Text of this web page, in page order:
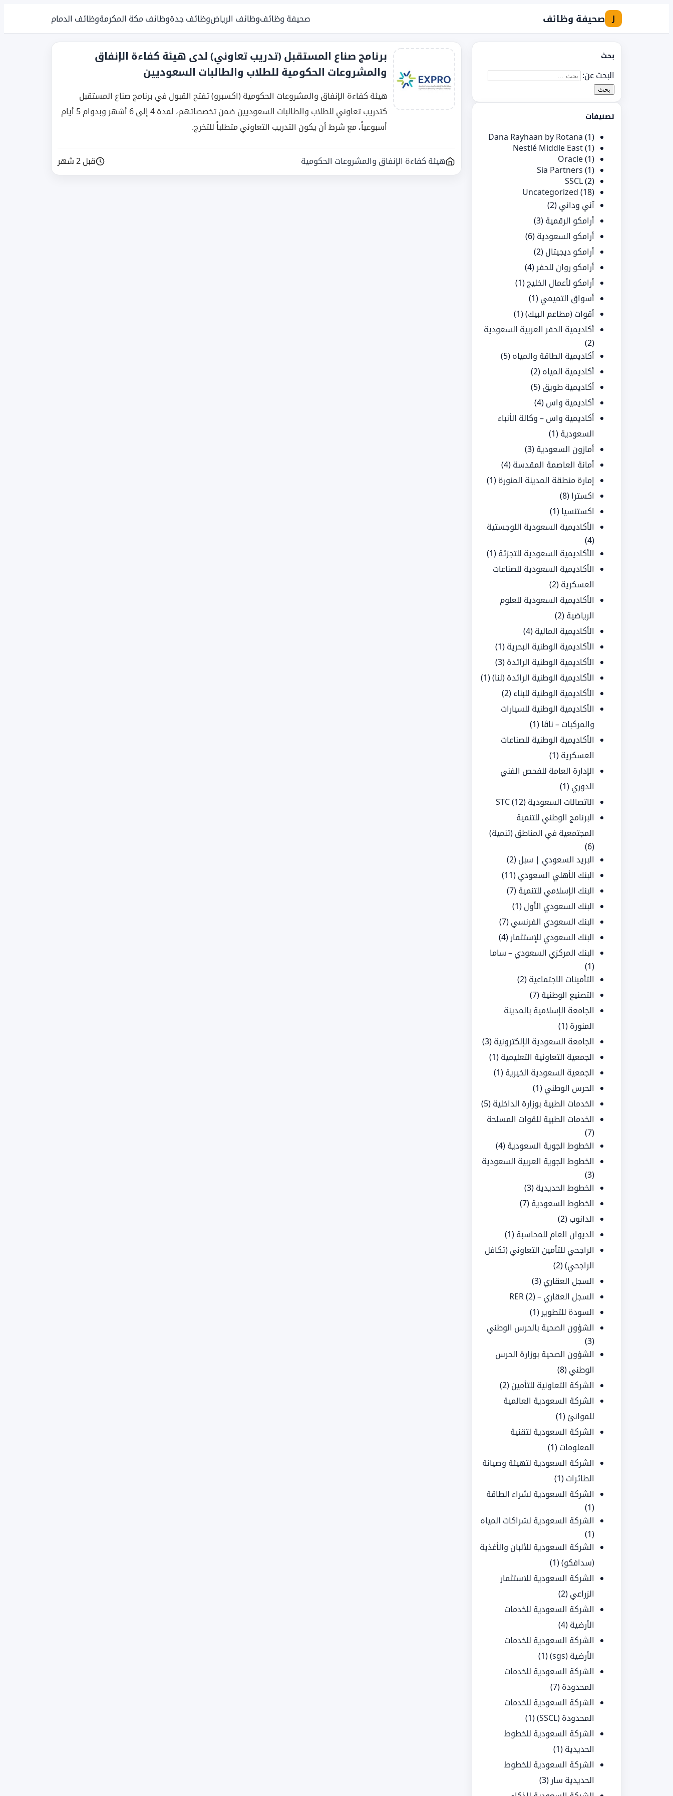
J صحيفة وظائف صحيفة وظائفوظائف الرياضوظائف جدةوظائف مكة المكرمةوظائف الدمام
بحث
البحث عن:
تصنيفات
Dana Rayhaan by Rotana (1)
Nestlé Middle East(1)
Oracle(1)
Sia Partners (1)
SSCL(2)
Uncategorized (18)
آني وداني (2)
أرامكو الرقمية (3)
أرامكو السعودية (6)
أرامكو ديجيتال (2)
أرامكو روان للحفر (4)
أرامكو لأعمال الخليج (1)
أسواق التميمي (1)
أقوات (مطاعم البيك)(1)
أكاديمية الحفر العربية السعودية
(2)
أكاديمية الطاقة والمياه (5)
أكاديمية المياه (2)
أكاديمية طويق (5)
أكاديمية واس (4)
أكاديمية واس – وكالة الأنباء
السعودية (1)
أمازون السعودية (3)
أمانة العاصمة المقدسة (4)
إمارة منطقة المدينة المنورة (1)
اكسترا (8)
اكستنسيا (1)
الأكاديمية السعودية اللوجستية
(4)
الأكاديمية السعودية للتجزئة (1)
الأكاديمية السعودية للصناعات
العسكرية (2)
الأكاديمية السعودية للعلوم
الرياضية (2)
الأكاديمية المالية (4)
الأكاديمية الوطنية البحرية (1)
الأكاديمية الوطنية الرائدة (3)
الأكاديمية الوطنية الرائدة (لنا)(1)
الأكاديمية الوطنية للبناء (2)
الأكاديمية الوطنية للسيارات
والمركبات – ناڤا (1)
الأكاديمية الوطنية للصناعات
العسكرية (1)
الإدارة العامة للفحص الفني
الدوري (1)
الاتصالات السعودية STC (12)
البرنامج الوطني للتنمية
المجتمعية في المناطق (تنمية)
(6)
البريد السعودي | سبل (2)
البنك الأهلي السعودي (11)
البنك الإسلامي للتنمية (7)
البنك السعودي الأول (1)
البنك السعودي الفرنسي (7)
البنك السعودي للإستثمار (4)
البنك المركزي السعودي – ساما
(1)
التأمينات الاجتماعية (2)
التصنيع الوطنية (7)
الجامعة الإسلامية بالمدينة
المنورة (1)
الجامعة السعودية الإلكترونية (3)
الجمعية التعاونية التعليمية (1)
الجمعية السعودية الخيرية (1)
الحرس الوطني (1)
الخدمات الطبية بوزارة الداخلية (5)
الخدمات الطبية للقوات المسلحة
(7)
الخطوط الجوية السعودية (4)
الخطوط الجوية العربية السعودية
(3)
الخطوط الحديدية (3)
الخطوط السعودية (7)
الدانوب (2)
الديوان العام للمحاسبة (1)
الراجحي للتأمين التعاوني (تكافل
الراجحي)(2)
السجل العقاري (3)
السجل العقاري – RER(2)
السودة للتطوير (1)
الشؤون الصحية بالحرس الوطني
(3)
الشؤون الصحية بوزارة الحرس
الوطني (8)
الشركة التعاونية للتأمين (2)
الشركة السعودية العالمية
للموانئ (1)
الشركة السعودية لتقنية
المعلومات (1)
الشركة السعودية لتهيئة وصيانة
الطائرات (1)
الشركة السعودية لشراء الطاقة
(1)
الشركة السعودية لشراكات المياه
(1)
الشركة السعودية للألبان والأغذية
(سدافكو)(1)
الشركة السعودية للاستثمار
الزراعي (2)
الشركة السعودية للخدمات
الأرضية (4)
الشركة السعودية للخدمات
الأرضية (sgs)
(1)
الشركة السعودية للخدمات
المحدودة (7)
الشركة السعودية للخدمات
المحدودة (SSCL)
(1)
الشركة السعودية للخطوط
الحديدية (1)
الشركة السعودية للخطوط
الحديدية سار (3)
برنامج صناع المستقبل (تدريب تعاوني) لدى هيئة كفاءة الإنفاق
والمشروعات الحكومية للطلاب والطالبات السعوديين
هيئة كفاءة الإنفاق والمشروعات الحكومية (اكسبرو) تفتح القبول في برنامج صناع المستقبل
كتدريب تعاوني للطلاب والطالبات السعوديين ضمن تخصصاتهم، لمدة 4 إلى 6 أشهر وبدوام 5 أيام
أسبوعياً، مع شرط أن يكون التدريب التعاوني متطلباً للتخرج.
هيئة كفاءة الإنفاق والمشروعات الحكومية قبل 2 شهر